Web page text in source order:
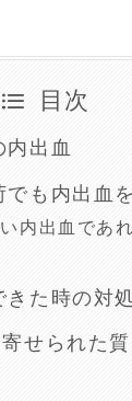
目次
内出血
でも内出血
内出血であ
きた時の対
せられた